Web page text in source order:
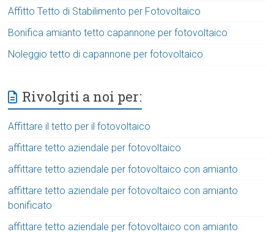
Affitto Tetto di Stabilimento per Fotovoltaico
Bonifica amianto tetto capannone per fotovoltaico
Noleggio tetto di capannone per fotovoltaico
Rivolgiti a noi per:
Affittare il tetto per il fotovoltaico
affittare tetto aziendale per fotovoltaico
affittare tetto aziendale per fotovoltaico con amianto
affittare tetto aziendale per fotovoltaico con amianto
bonificato
affittare tetto aziendale per fotovoltaico con amianto